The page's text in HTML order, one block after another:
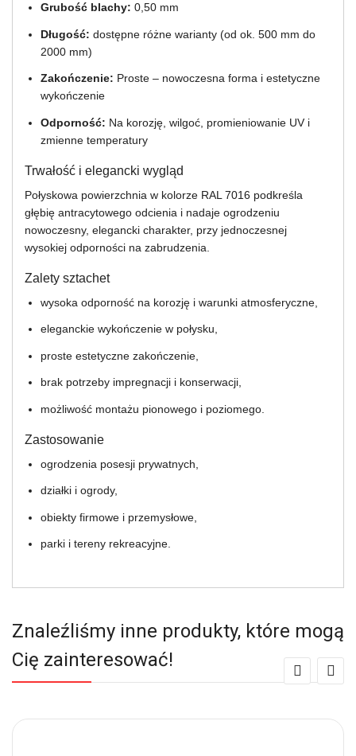
Grubość blachy: 0,50 mm
Długość: dostępne różne warianty (od ok. 500 mm do
2000 mm)
Zakończenie: Proste – nowoczesna forma i estetyczne
wykończenie
Odporność: Na korozję, wilgoć, promieniowanie UV i
zmienne temperatury
Trwałość i elegancki wygląd
Połyskowa powierzchnia w kolorze RAL 7016 podkreśla
głębię antracytowego odcienia i nadaje ogrodzeniu
nowoczesny, elegancki charakter, przy jednoczesnej
wysokiej odporności na zabrudzenia.
Zalety sztachet
wysoka odporność na korozję i warunki atmosferyczne,
eleganckie wykończenie w połysku,
proste estetyczne zakończenie,
brak potrzeby impregnacji i konserwacji,
możliwość montażu pionowego i poziomego.
Zastosowanie
ogrodzenia posesji prywatnych,
działki i ogrody,
obiekty firmowe i przemysłowe,
parki i tereny rekreacyjne.
Znaleźliśmy inne produkty, które mogą
Cię zainteresować!